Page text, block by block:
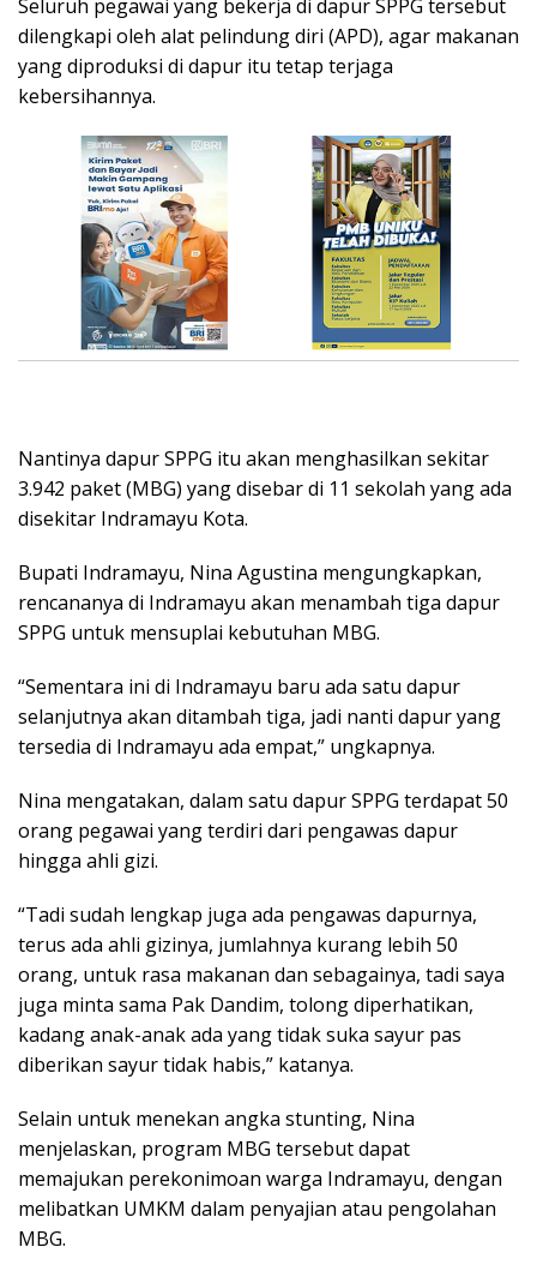
Seluruh pegawai yang bekerja di dapur SPPG tersebut
dilengkapi oleh alat pelindung diri (APD), agar makanan
yang diproduksi di dapur itu tetap terjaga
kebersihannya.
Nantinya dapur SPPG itu akan menghasilkan sekitar
3.942 paket (MBG) yang disebar di 11 sekolah yang ada
disekitar Indramayu Kota.
Bupati Indramayu, Nina Agustina mengungkapkan,
rencananya di Indramayu akan menambah tiga dapur
SPPG untuk mensuplai kebutuhan MBG.
“Sementara ini di Indramayu baru ada satu dapur
selanjutnya akan ditambah tiga, jadi nanti dapur yang
tersedia di Indramayu ada empat,” ungkapnya.
Nina mengatakan, dalam satu dapur SPPG terdapat 50
orang pegawai yang terdiri dari pengawas dapur
hingga ahli gizi.
“Tadi sudah lengkap juga ada pengawas dapurnya,
terus ada ahli gizinya, jumlahnya kurang lebih 50
orang, untuk rasa makanan dan sebagainya, tadi saya
juga minta sama Pak Dandim, tolong diperhatikan,
kadang anak-anak ada yang tidak suka sayur pas
diberikan sayur tidak habis,” katanya.
Selain untuk menekan angka stunting, Nina
menjelaskan, program MBG tersebut dapat
memajukan perekonimoan warga Indramayu, dengan
melibatkan UMKM dalam penyajian atau pengolahan
MBG.